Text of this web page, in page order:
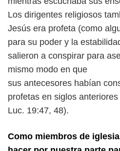
Los dirigentes religiosos
Jesús era profeta (como
para su poder y la
salieron a conspirar para
mismo modo en que
sus antecesores habían
profetas en siglos
Luc. 19:47, 48).
Como miembros de